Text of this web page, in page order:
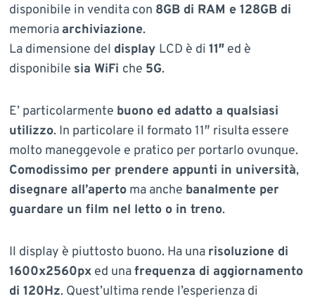
disponibile in vendita con 8GB di RAM e 128GB di
memoria archiviazione.
La dimensione del display LCD è di 11″ed è
disponibile sia WiFi che 5G.
E’ particolarmente buono ed adatto a qualsiasi
utilizzo. In particolare il formato 11″ risulta essere
molto maneggevole e pratico per portarlo ovunque.
Comodissimo per prendere appunti in università,
disegnare all’apertoma anche banalmente per
guardare un film nel letto o in treno.
Il display è piuttosto buono. Ha una risoluzione di
1600x2560pxed unafrequenza di aggiornamento
di 120Hz. Quest’ultima rende l’esperienza di